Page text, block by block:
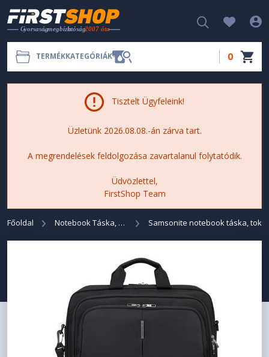
TERMÉKKATEGÓRIÁK 0
Tisztelt Ügyfeleink!
Üzletünk 2026.08.08.-án zárva tart.
A megrendelések feldolgozása zavartalanul folytatódik.
Üdvözlettel,
FirstShop Team
Főoldal Notebook Táska, Tok Samsonite notebook táska, tok